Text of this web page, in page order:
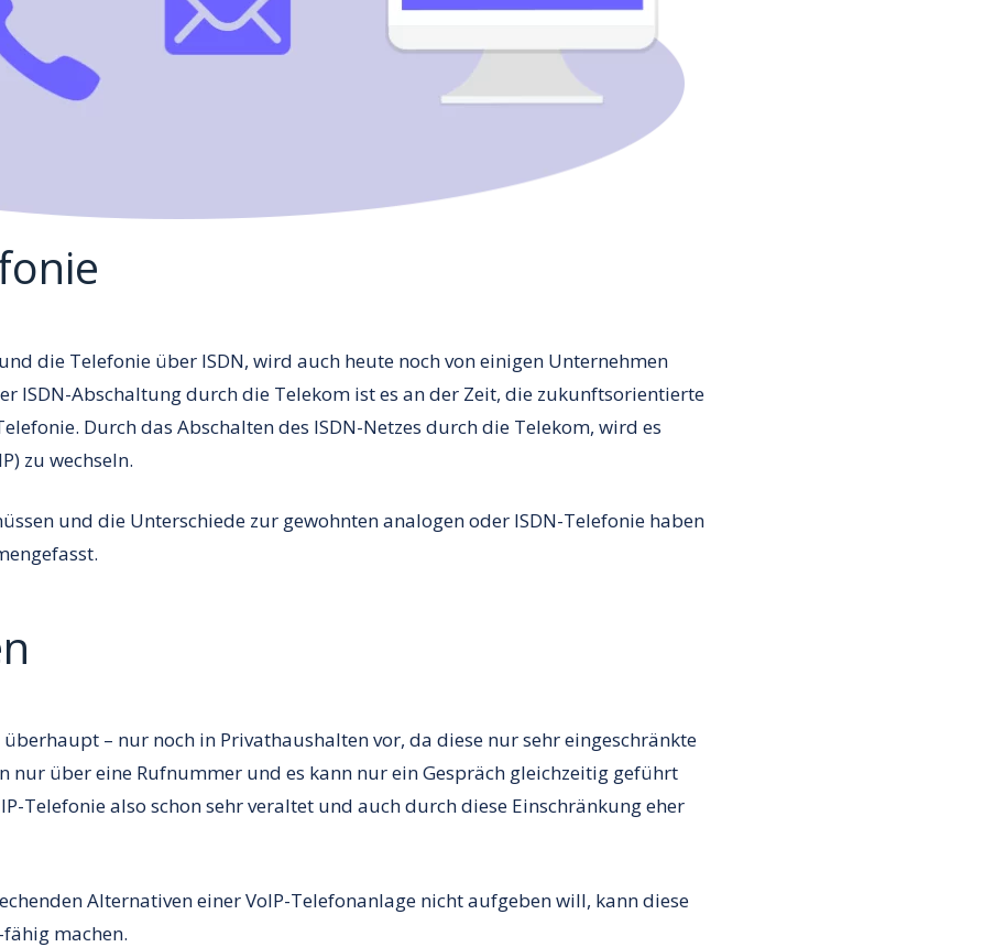
die Telefonie über ISDN, wird auch heute noch von einigen Unternehmen
ISDN-Abschaltung durch die Telekom ist es an der Zeit, die zukunftsorientierte
Durch das Abschalten des ISDN-Netzes durch die Telekom, wird es
zu wechseln.
und die Unterschiede zur gewohnten analogen oder ISDN-Telefonie haben
– nur noch in Privathaushalten vor, da diese nur sehr eingeschränkte
über eine Rufnummer und es kann nur ein Gespräch gleichzeitig geführt
Telefonie also schon sehr veraltet und auch durch diese Einschränkung eher
Alternativen einer VoIP-Telefonanlage nicht aufgeben will, kann diese
machen.